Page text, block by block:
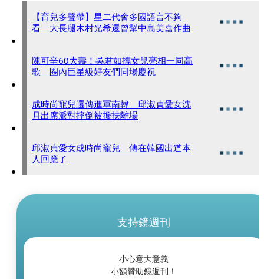
【育兒多聲帶】星二代會多國語言不夠
看 大長腿木村光希還曾幫中島美嘉作曲
陳可辛60大壽！吳君如攜女兒亮相一同高
歌 圈內巨星級好友們同場慶祝
成時尚寵兒還傳進軍南韓 邱淑貞愛女沈
月出席派對摔倒被攙扶離場
邱淑貞愛女成時尚寵兒 傳在韓國出道本
人回應了
支持鏡週刊
小心意大意義
小額贊助鏡週刊！